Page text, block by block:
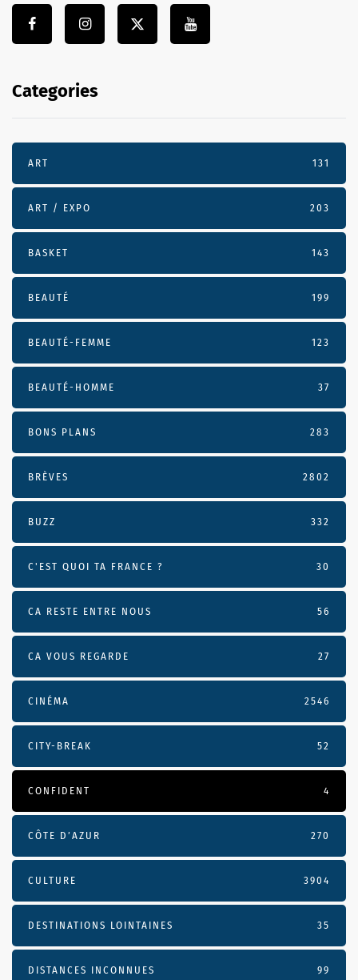
Categories
ART 131
ART / EXPO 203
BASKET 143
BEAUTÉ 199
BEAUTÉ-FEMME 123
BEAUTÉ-HOMME 37
BONS PLANS 283
BRÈVES 2802
BUZZ 332
C'EST QUOI TA FRANCE ? 30
CA RESTE ENTRE NOUS 56
CA VOUS REGARDE 27
CINÉMA 2546
CITY-BREAK 52
CONFIDENT 4
CÔTE D’AZUR 270
CULTURE 3904
DESTINATIONS LOINTAINES 35
DISTANCES INCONNUES 99